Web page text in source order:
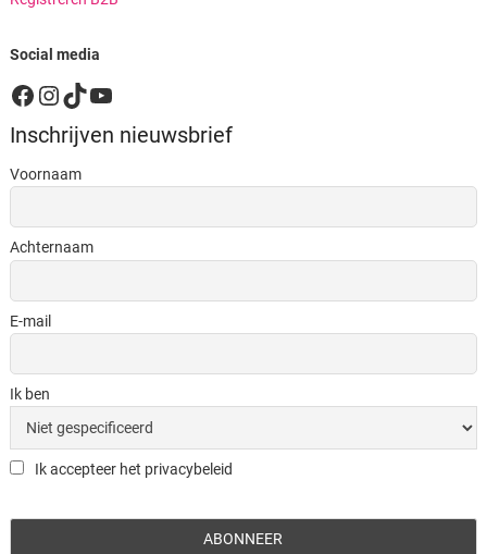
Social media
Facebook
Instagram
TikTok
YouTube
Inschrijven nieuwsbrief
Voornaam
Achternaam
E-mail
Ik ben
Ik accepteer het privacybeleid